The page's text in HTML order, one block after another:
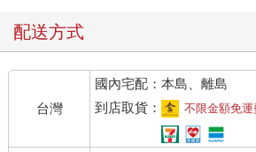
配送方式
台灣
國內宅配：本島、離島
到店取貨：
不限金額免運